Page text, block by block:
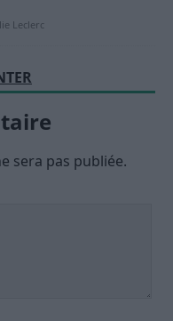
Leclerc
sera pas publiée.